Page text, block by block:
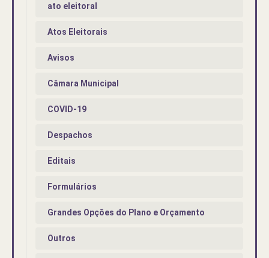
ato eleitoral
Atos Eleitorais
Avisos
Câmara Municipal
COVID-19
Despachos
Editais
Formulários
Grandes Opções do Plano e Orçamento
Outros